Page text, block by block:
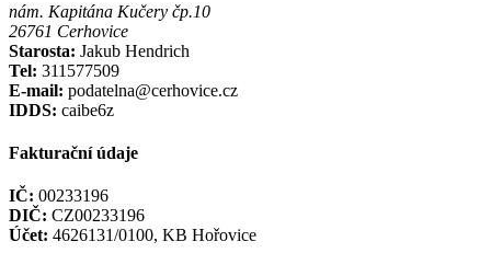
nám. Kapitána Kučery čp.10
26761 Cerhovice
Starosta: Jakub Hendrich
Tel: 311577509
E-mail: podatelna@cerhovice.cz
IDDS: caibe6z
Fakturační údaje
IČ: 00233196
DIČ: CZ00233196
Účet: 4626131/0100, KB Hořovice